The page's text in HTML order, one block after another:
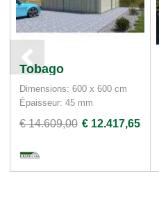
Tobago
Dimensions: 600 x 600 cm
Épaisseur: 45 mm
€ 14.609,00 € 12.417,65